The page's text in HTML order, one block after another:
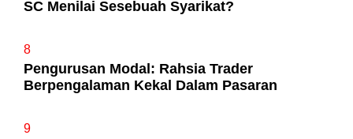
SC Menilai Sesebuah Syarikat?
8
Pengurusan Modal: Rahsia Trader
Berpengalaman Kekal Dalam Pasaran
9